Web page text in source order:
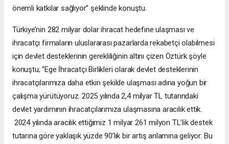
önemli katkılar sağlıyor” şeklinde konuştu.
Türkiye’nin 282 milyar dolar ihracat hedefine ulaşması ve
ihracatçı firmaların uluslararası pazarlarda rekabetçi olabilmesi
için devlet desteklerinin gerekliliğinin altını çizen Öztürk şöyle
konuştu; “Ege İhracatçı Birlikleri olarak devlet desteklerinin
ihracatçılarımıza daha etkin şekilde ulaşması adına yoğun bir
çalışma yürütüyoruz. 2025 yılında 2,4 milyar TL tutarındaki
devlet yardımının ihracatçılarımıza ulaşmasına aracılık ettik.
2024 yılında aracılık ettiğimiz 1 milyar 261 milyon TL’lik destek
tutarına göre yaklaşık yüzde 90’lık bir artış anlamına geliyor. Bu